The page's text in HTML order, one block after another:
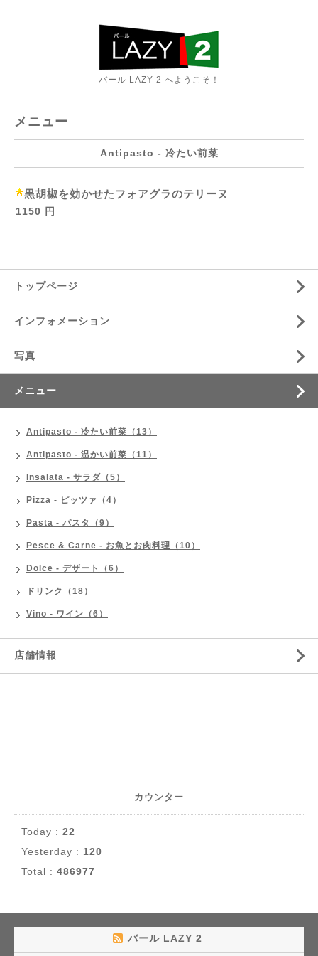
バール LAZY 2 へようこそ！
メニュー
Antipasto - 冷たい前菜
黒胡椒を効かせたフォアグラのテリーヌ
1150 円
トップページ
インフォメーション
写真
メニュー
Antipasto - 冷たい前菜（13）
Antipasto - 温かい前菜（11）
Insalata - サラダ（5）
Pizza - ピッツァ（4）
Pasta - パスタ（9）
Pesce & Carne - お魚とお肉料理（10）
Dolce - デザート（6）
ドリンク（18）
Vino - ワイン（6）
店舗情報
カウンター
Today : 22
Yesterday : 120
Total : 486977
バール LAZY 2